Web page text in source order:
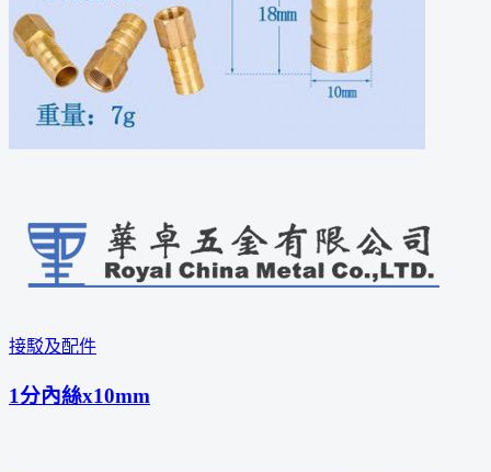
接駁及配件
1分內絲x10mm